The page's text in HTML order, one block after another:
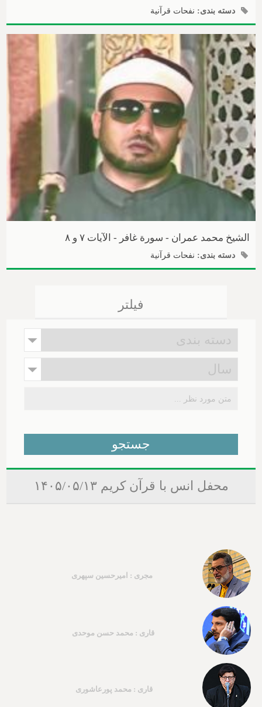
دسته بندی: نفحات قرآنیة
الشیخ محمد عمران - سورة غافر - الآیات ۷ و ۸
دسته بندی: نفحات قرآنیة
فیلتر
محفل انس با قرآن کریم ۱۴۰۵/۰۵/۱۳
مجری : امیرحسین سپهری
قاری : محمد حسن موحدی
قاری : محمد پورعاشوری